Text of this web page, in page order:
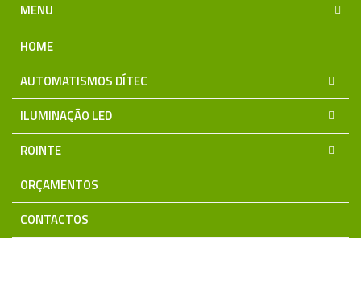
MENU
HOME
AUTOMATISMOS DÍTEC
ILUMINAÇÃO LED
ROINTE
ORÇAMENTOS
CONTACTOS